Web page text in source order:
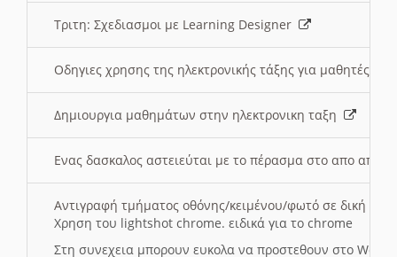
Τριτη: Σχεδιασμοι με Learning Designer
Οδηγιες χρησης της ηλεκτρονικής τάξης για μαθητές
Δημιουργια μαθημάτων στην ηλεκτρονικη ταξη
Ενας δασκαλος αστειεύται με το πέρασμα στο απο
Αντιγραφή τμήματος οθόνης/κειμένου/φωτό σε δική
Χρηση του lightshot chrome. ειδικά για το chrome
Στη συνεχεια μπορουν ευκολα να προστεθουν στο Word